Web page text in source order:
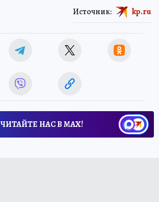
Источник: kp.ru
ЧИТАЙТЕ НАС В МАХ!